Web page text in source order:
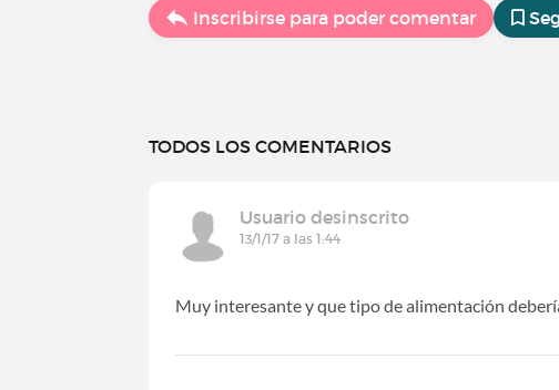
Inscribirse para poder comentar
TODOS LOS COMENTARIOS
Usuario desinscrito
13/1/17 a las 1:44
Muy interesante y que tipo de alimentación